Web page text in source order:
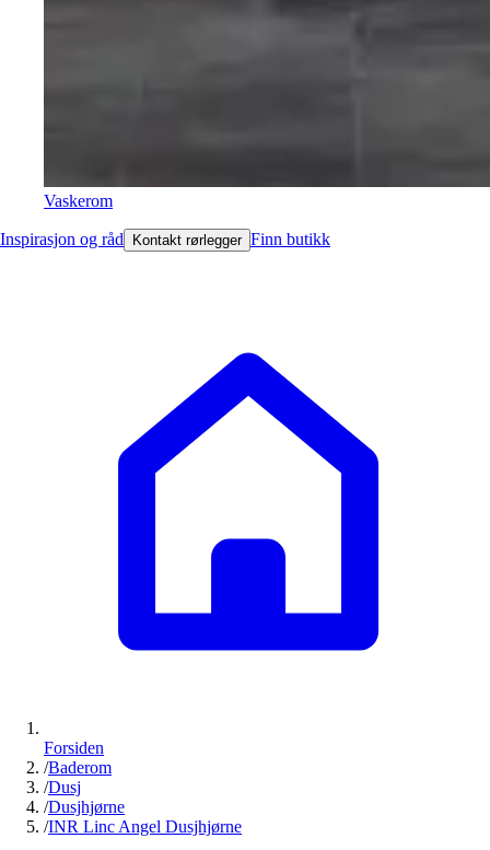
Vaskerom
Inspirasjon og råd Kontakt rørlegger Finn butikk
Forsiden
/Baderom
/Dusj
/Dusjhjørne
/INR Linc Angel Dusjhjørne